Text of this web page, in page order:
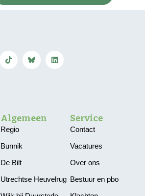
Algemeen
Regio
Bunnik
De Bilt
Utrechtse Heuvelrug
Service
Contact
Vacatures
Over ons
Bestuur en pbo